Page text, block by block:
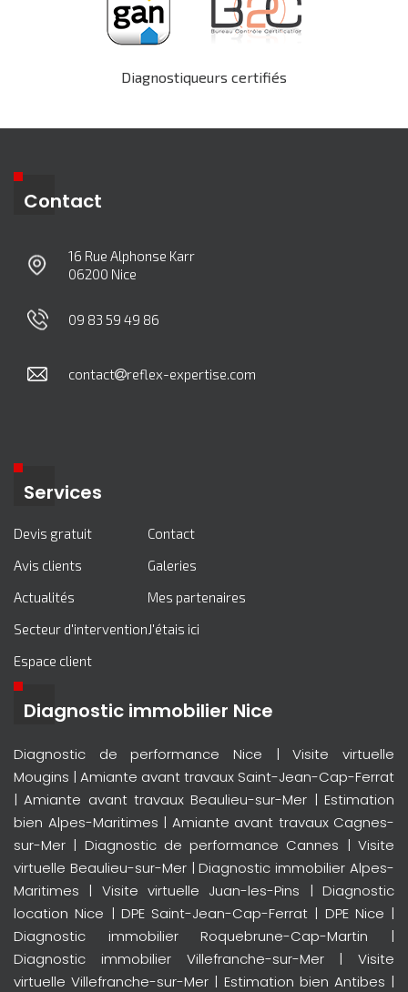
Diagnostiqueurs certifiés
Contact
16 Rue Alphonse Karr
06200 Nice
09 83 59 49 86
contact reflex-expertise.com
Services
Devis gratuit
Avis clients
Actualités
Secteur d'intervention
Espace client
Contact
Galeries
Mes partenaires
J'étais ici
Diagnostic immobilier Nice
Diagnostic de performance Nice |Visite virtuelle
Mougins | Amiante avant travaux Saint-Jean-Cap-Ferrat
|Amiante avant travaux Beaulieu-sur-Mer |Estimation
bien Alpes-Maritimes | Amiante avant travaux Cagnes-
sur-Mer | Diagnostic de performance Cannes |Visite
virtuelle Beaulieu-sur-Mer|Diagnostic immobilier Alpes-
Maritimes | Visite virtuelle Juan-les-Pins |Diagnostic
location Nice | DPE Saint-Jean-Cap-Ferrat | DPE Nice |
Diagnostic immobilier Roquebrune-Cap-Martin |
Diagnostic immobilier Villefranche-sur-Mer| Visite
virtuelle Villefranche-sur-Mer | Estimation bien Antibes |